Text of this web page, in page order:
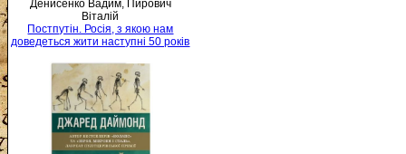
Денисенко Вадим, Пирович
Віталій
Постпутін. Росія, з якою нам
доведеться жити наступні 50 років